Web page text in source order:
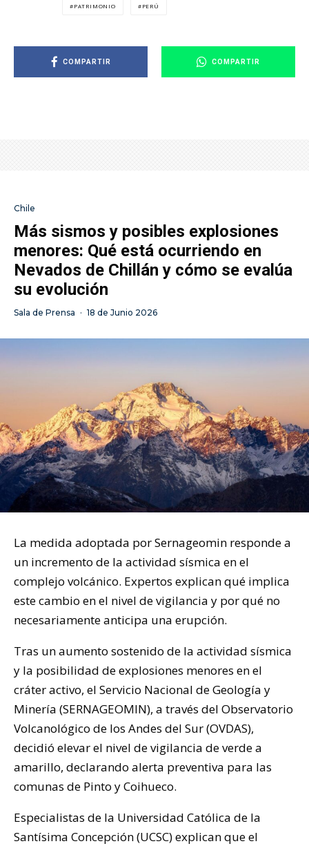
PATRIMONIO PERÚ
COMPARTIR COMPARTIR
Chile
Más sismos y posibles explosiones
menores: Qué está ocurriendo en
Nevados de Chillán y cómo se evalúa
su evolución
Sala de Prensa · 18 de Junio 2026
La medida adoptada por Sernageomin responde a
un incremento de la actividad sísmica en el
complejo volcánico. Expertos explican qué implica
este cambio en el nivel de vigilancia y por qué no
necesariamente anticipa una erupción.
Tras un aumento sostenido de la actividad sísmica
y la posibilidad de explosiones menores en el
cráter activo, el Servicio Nacional de Geología y
Minería (SERNAGEOMIN), a través del Observatorio
Volcanológico de los Andes del Sur (OVDAS),
decidió elevar el nivel de vigilancia de verde a
amarillo, declarando alerta preventiva para las
comunas de Pinto y Coihueco.
Especialistas de la Universidad Católica de la
Santísima Concepción (UCSC) explican que el